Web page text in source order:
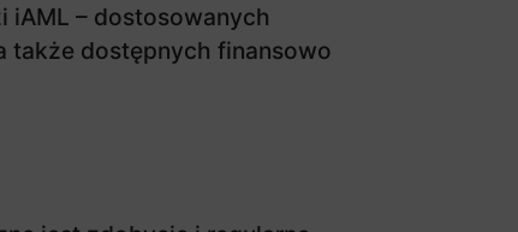
iAML – dostosowanych
także dostępnych finansowo